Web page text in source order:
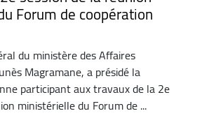
Forum de coopération
du ministère des Affaires
Magramane, a présidé la
participant aux travaux de la 2e
ministérielle du Forum de ...